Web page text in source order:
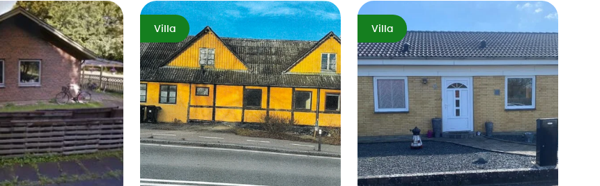
Villa Villa